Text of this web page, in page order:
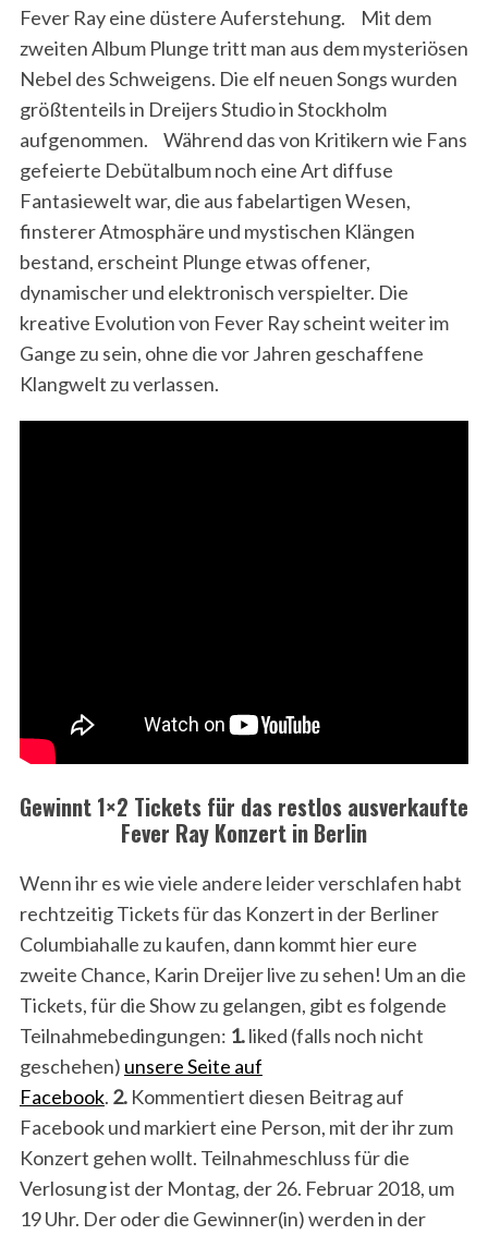
Fever Ray eine düstere Auferstehung. Mit dem
zweiten Album Plunge tritt man aus dem mysteriösen
Nebel des Schweigens. Die elf neuen Songs wurden
größtenteils in Dreijers Studio in Stockholm
aufgenommen. Während das von Kritikern wie Fans
gefeierte Debütalbum noch eine Art diffuse
Fantasiewelt war, die aus fabelartigen Wesen,
finsterer Atmosphäre und mystischen Klängen
bestand, erscheint Plunge etwas offener,
dynamischer und elektronisch verspielter. Die
kreative Evolution von Fever Ray scheint weiter im
Gange zu sein, ohne die vor Jahren geschaffene
Klangwelt zu verlassen.
Gewinnt 1×2 Tickets für das restlos ausverkaufte
Fever Ray Konzert in Berlin
Wenn ihr es wie viele andere leider verschlafen habt
rechtzeitig Tickets für das Konzert in der Berliner
Columbiahalle zu kaufen, dann kommt hier eure
zweite Chance, Karin Dreijer live zu sehen! Um an die
Tickets, für die Show zu gelangen, gibt es folgende
Teilnahmebedingungen: 1.liked (falls noch nicht
geschehen) unsere Seite auf
Facebook. 2.Kommentiert diesen Beitrag auf
Facebook und markiert eine Person, mit der ihr zum
Konzert gehen wollt. Teilnahmeschluss für die
Verlosung ist der Montag, der 26. Februar 2018, um
19 Uhr. Der oder die Gewinner(in) werden in der